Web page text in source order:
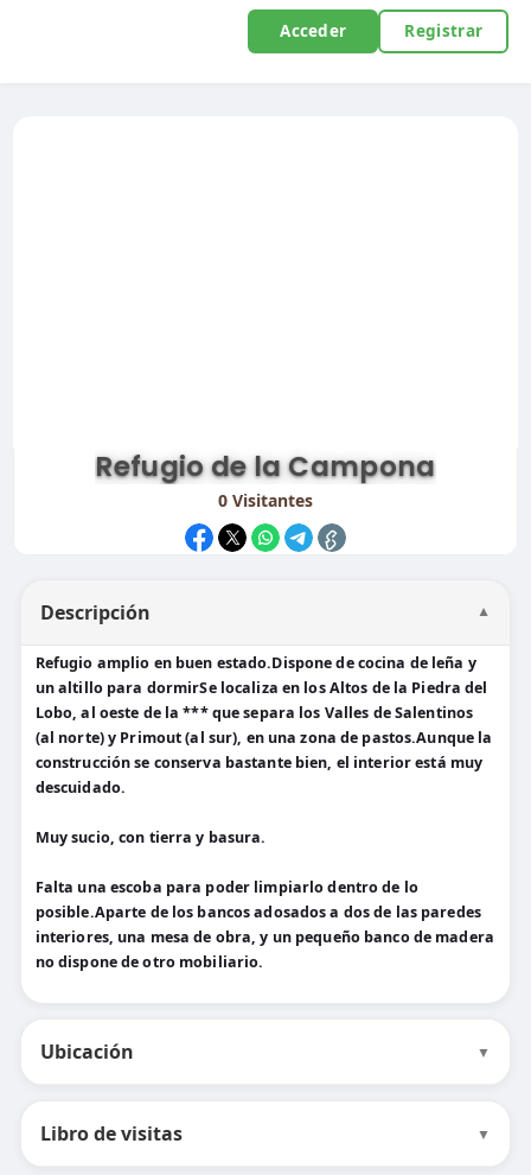
Acceder Registrar
Refugio de la Campona
0Visitantes
Descripción ▼
Refugio amplio en buen estado.Dispone de cocina de leña y
un altillo para dormirSe localiza en los Altos de la Piedra del
Lobo, al oeste de la *** que separa los Valles de Salentinos
(al norte) y Primout (al sur), en una zona de pastos.Aunque la
construcción se conserva bastante bien, el interior está muy
descuidado.
Muy sucio, con tierra y basura.
Falta una escoba para poder limpiarlo dentro de lo
posible.Aparte de los bancos adosados a dos de las paredes
interiores, una mesa de obra, y un pequeño banco de madera
no dispone de otro mobiliario.
Ubicación ▼
Libro de visitas ▼